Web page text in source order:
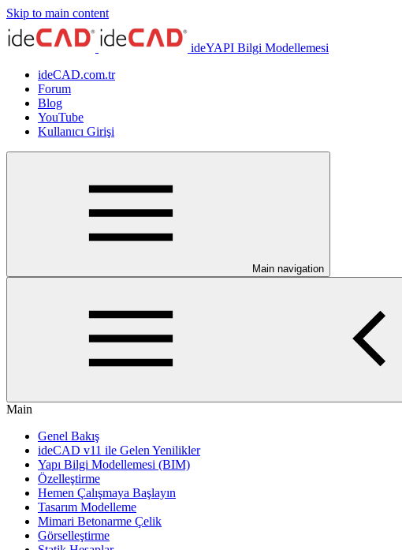
Skip to main content
ideYAPI Bilgi Modellemesi
ideCAD.com.tr
Forum
Blog
YouTube
Kullanıcı Girişi
Main navigation
Main
Genel Bakış
ideCAD v11 ile Gelen Yenilikler
Yapı Bilgi Modellemesi (BIM)
Özelleştirme
Hemen Çalışmaya Başlayın
Tasarım Modelleme
Mimari Betonarme Çelik
Görselleştirme